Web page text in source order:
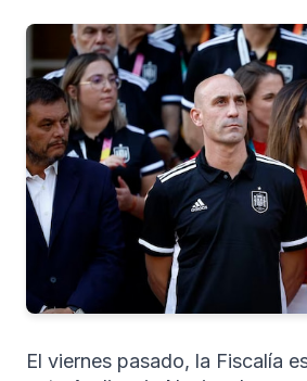
El viernes pasado, la Fiscalía